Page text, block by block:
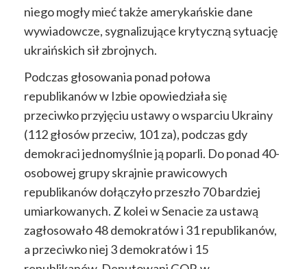
niego mogły mieć także amerykańskie dane
wywiadowcze, sygnalizujące krytyczną sytuację
ukraińskich sił zbrojnych.
Podczas głosowania ponad połowa
republikanów w Izbie opowiedziała się
przeciwko przyjęciu ustawy o wsparciu Ukrainy
(112 głosów przeciw, 101 za), podczas gdy
demokraci jednomyślnie ją poparli. Do ponad 40-
osobowej grupy skrajnie prawicowych
republikanów dołączyło przeszło 70 bardziej
umiarkowanych. Z kolei w Senacie za ustawą
zagłosowało 48 demokratów i 31 republikanów,
a przeciwko niej 3 demokratów i 15